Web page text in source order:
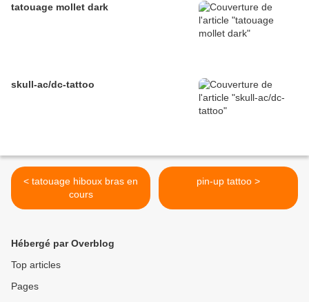
tatouage mollet dark
skull-ac/dc-tattoo
< tatouage hiboux bras en
cours
pin-up tattoo >
Hébergé par Overblog
Top articles
Pages